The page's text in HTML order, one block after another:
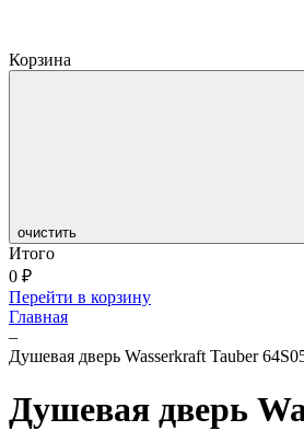
Корзина
очистить
Итого
0 ₽
Перейти в корзину
Главная
–
Душевая дверь Wasserkraft Tauber
Душевая дверь